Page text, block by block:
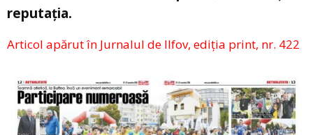
reputaţia.
Articol apărut în Jurnalul de Ilfov, ediția print, nr. 422